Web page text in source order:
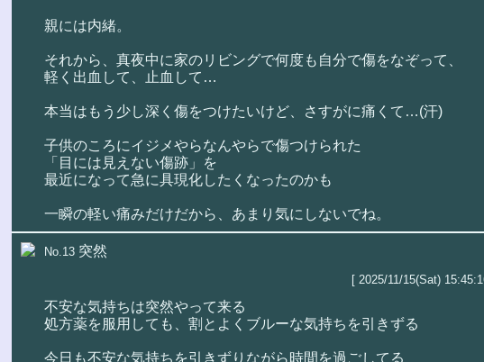
親には内緒。
それから、真夜中に家のリビングで何度も自分で傷をなぞって、
軽く出血して、止血して…
本当はもう少し深く傷をつけたいけど、さすがに痛くて…(汗)
子供のころにイジメやらなんやらで傷つけられた
「目には見えない傷跡」を
最近になって急に具現化したくなったのかも
一瞬の軽い痛みだけだから、あまり気にしないでね。
No.13 突然
[ 2025/11/15(Sat)
不安な気持ちは突然やって来る
処方薬を服用しても、割とよくブルーな気持ちを引きずる
今日も不安な気持ちを引きずりながら時間を過ごしてる